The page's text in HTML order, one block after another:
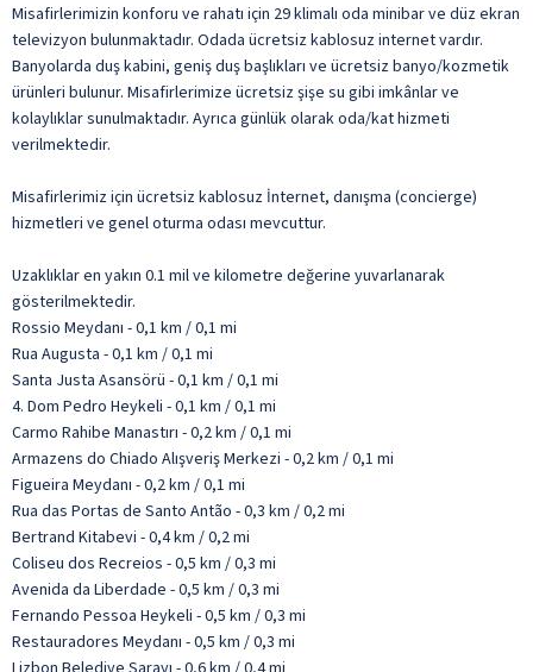
Misafirlerimizin konforu ve rahatı için 29 klimalı oda minibar ve düz ekran
televizyon bulunmaktadır. Odada ücretsiz kablosuz internet vardır.
Banyolarda duş kabini, geniş duş başlıkları ve ücretsiz banyo/kozmetik
ürünleri bulunur. Misafirlerimize ücretsiz şişe su gibi imkânlar ve
kolaylıklar sunulmaktadır. Ayrıca günlük olarak oda/kat hizmeti
verilmektedir.
Misafirlerimiz için ücretsiz kablosuz İnternet, danışma (concierge)
hizmetleri ve genel oturma odası mevcuttur.
Uzaklıklar en yakın 0.1 mil ve kilometre değerine yuvarlanarak
gösterilmektedir.
Rossio Meydanı - 0,1 km / 0,1 mi
Rua Augusta - 0,1 km / 0,1 mi
Santa Justa Asansörü - 0,1 km / 0,1 mi
4. Dom Pedro Heykeli - 0,1 km / 0,1 mi
Carmo Rahibe Manastırı - 0,2 km / 0,1 mi
Armazens do Chiado Alışveriş Merkezi - 0,2 km / 0,1 mi
Figueira Meydanı - 0,2 km / 0,1 mi
Rua das Portas de Santo Antão - 0,3 km / 0,2 mi
Bertrand Kitabevi - 0,4 km / 0,2 mi
Coliseu dos Recreios - 0,5 km / 0,3 mi
Avenida da Liberdade - 0,5 km / 0,3 mi
Fernando Pessoa Heykeli - 0,5 km / 0,3 mi
Restauradores Meydanı - 0,5 km / 0,3 mi